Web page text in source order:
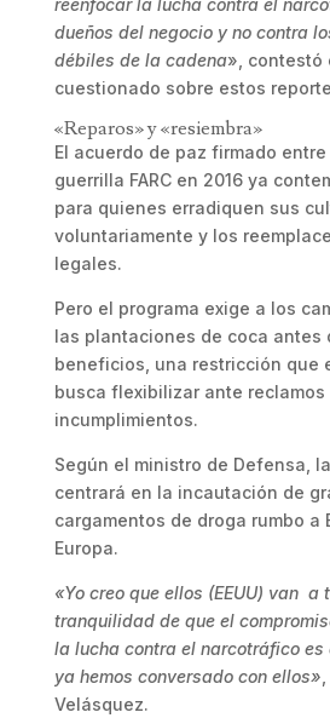
reenfocar la lucha contra el
dueños del negocio y no contra
débiles de la cadena», contestó
cuestionado sobre estos
«Reparos» y «resiembra»
El acuerdo de paz firmado
guerrilla FARC en 2016 ya
para quienes erradiquen sus
voluntariamente y los
legales.
Pero el programa exige a los
las plantaciones de coca antes
beneficios, una restricción que
busca flexibilizar ante reclamos
incumplimientos.
Según el ministro de Defensa,
centrará en la incautación de
cargamentos de droga rumbo a
Europa.
«Yo creo que ellos (EEUU) van a
tranquilidad de que el
la lucha contra el narcotráfico es
ya hemos conversado con ellos»
Velásquez.